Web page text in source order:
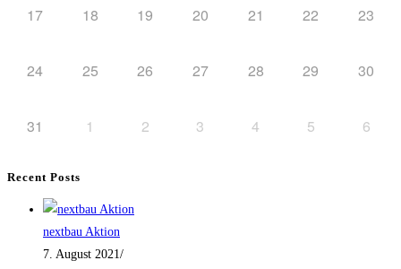
17 18 19 20 21 22 23
24 25 26 27 28 29 30
31 1 2 3 4 5 6
Recent Posts
nextbau Aktion
7. August 2021/